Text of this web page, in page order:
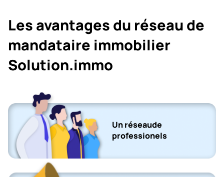
Les avantages du réseau de
mandataire immobilier
Solution.immo
Un réseaude
professionels